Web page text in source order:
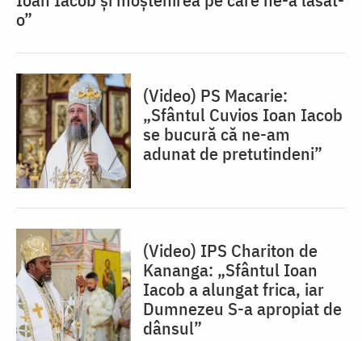
o”
(Video) PS Macarie:
„Sfântul Cuvios Ioan Iacob
se bucură că ne-am
adunat de pretutindeni”
(Video) IPS Chariton de
Kananga: „Sfântul Ioan
Iacob a alungat frica, iar
Dumnezeu S-a apropiat de
dânsul”